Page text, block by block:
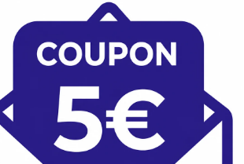
0beoordelingen